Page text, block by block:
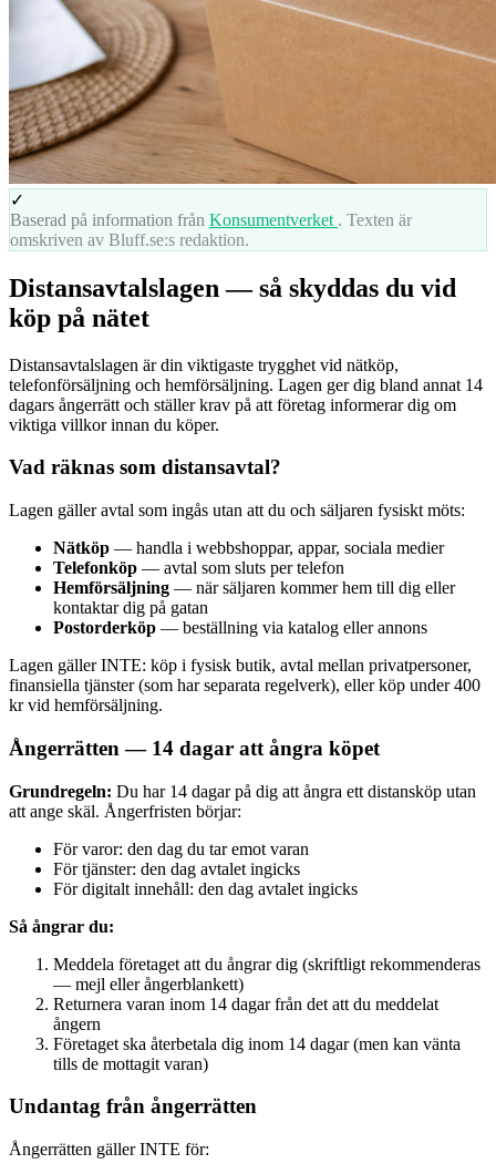
✓
Baserad på information från Konsumentverket . Texten är
omskriven av Bluff.se:s redaktion.
Distansavtalslagen — så skyddas du vid
köp på nätet
Distansavtalslagen är din viktigaste trygghet vid nätköp,
telefonförsäljning och hemförsäljning. Lagen ger dig bland annat 14
dagars ångerrätt och ställer krav på att företag informerar dig om
viktiga villkor innan du köper.
Vad räknas som distansavtal?
Lagen gäller avtal som ingås utan att du och säljaren fysiskt möts:
Nätköp — handla i webbshoppar, appar, sociala medier
Telefonköp — avtal som sluts per telefon
Hemförsäljning — när säljaren kommer hem till dig eller
kontaktar dig på gatan
Postorderköp — beställning via katalog eller annons
Lagen gäller INTE: köp i fysisk butik, avtal mellan privatpersoner,
finansiella tjänster (som har separata regelverk), eller köp under 400
kr vid hemförsäljning.
Ångerrätten — 14 dagar att ångra köpet
Grundregeln: Du har 14 dagar på dig att ångra ett distansköp utan
att ange skäl. Ångerfristen börjar:
För varor: den dag du tar emot varan
För tjänster: den dag avtalet ingicks
För digitalt innehåll: den dag avtalet ingicks
Så ångrar du:
Meddela företaget att du ångrar dig (skriftligt rekommenderas
— mejl eller ångerblankett)
Returnera varan inom 14 dagar från det att du meddelat
ångern
Företaget ska återbetala dig inom 14 dagar (men kan vänta
tills de mottagit varan)
Undantag från ångerrätten
Ångerrätten gäller INTE för: